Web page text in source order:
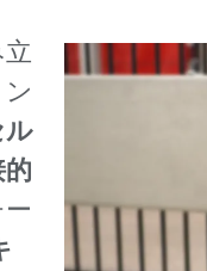
ル
的